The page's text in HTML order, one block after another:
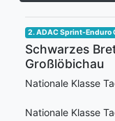
2. ADAC Sprint-Enduro
Schwarzes
Großlöbichau
Nationale Klasse
Nationale Klasse